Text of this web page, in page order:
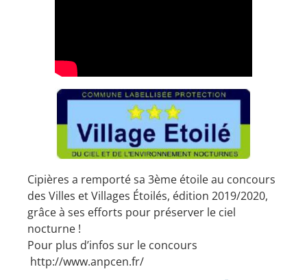
Cipières a remporté sa 3ème étoile au concours
des Villes et Villages Étoilés, édition 2019/2020,
grâce à ses efforts pour préserver le ciel
nocturne !
​Pour plus d’infos sur le concours
http://www.anpcen.fr/